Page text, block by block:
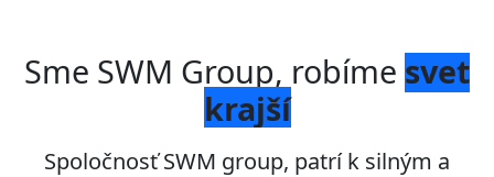
Sme SWM Group, robíme svet
krajší
Spoločnosť SWM group, patrí k silným a